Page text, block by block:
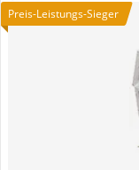
Preis-Leistungs-Sieger